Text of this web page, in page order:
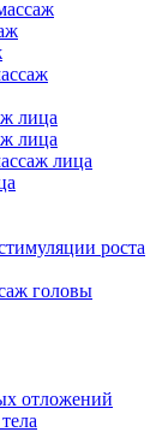
лица
лица
лица
роста
головы
отложений